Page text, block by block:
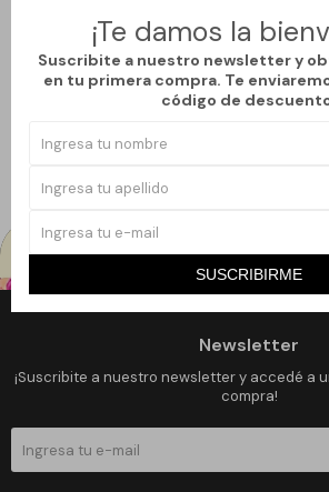
¡Te damos la
Suscribite a nuestro newsletter y
en tu primera compra. Te
código de
SUSCRIBIRME
DIY - COLIBRÍ
416
15
Newsletter
¡Suscribite a nuestro newsletter y accedé a
compra!